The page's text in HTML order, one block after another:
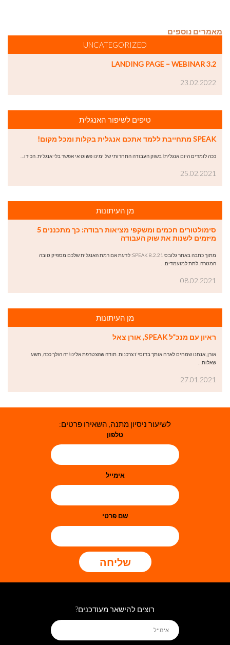
מאמרים נוספים
UNCATEGORIZED
LANDING PAGE – WEBINAR 3.2
23.02.2022
טיפים לשיפור האנגלית
SPEAK מתחייבת ללמד אתכם אנגלית בקלות ומכל מקום!
ככה לומדים היום אנגלית! בשוק העבודה התחרותי של ימינו פשוט אי אפשר בלי אנגלית. הכירו…
25.02.2021
מן העיתונות
סימולטורים חכמים ומשקפי מציאות רבודה: כך מתכננים 5
מיזמים לשנות את שוק העבודה
מתוך כתבה באתר גלובס 8.2.21 SPEAK: לדעת אם רמת האנגלית שלכם מספיק טובה
המטרה: לתת למועמדים…
08.02.2021
מן העיתונות
ראיון עם מנכ”ל SPEAK, אורן צאל
אורן, אנחנו שמחים לארח אותך בדוסי'ז צרכנות. תודה שהצטרפת אלינו! זה הולך ככה, תשע
שאלות…
27.01.2021
לשיעור ניסיון מתנה, השאירו פרטים:
טלפון
אימייל
שם פרטי
שליחה
רוצים להישאר מעודכנים?